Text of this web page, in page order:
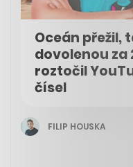
Oceán přežil,
dovolenou za
roztočil
čísel
FILIP HOUSKA